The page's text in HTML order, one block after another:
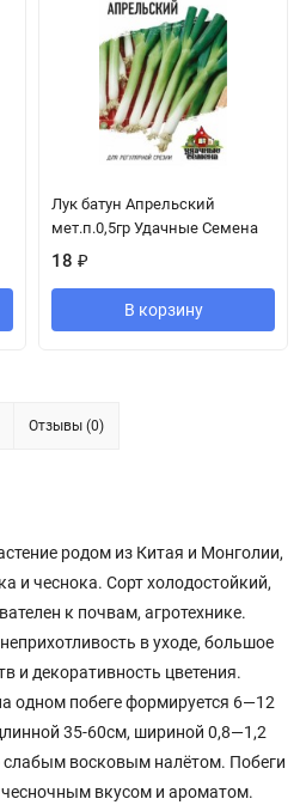
Лук батун Апрельский
мет.п.0,5гр Удачные Семена
18 ₽
В корзину
Отзывы (0)
родом из Китая и Монголии,
и чеснока. Сорт холодостойкий,
к почвам, агротехнике.
в уходе, большое
и декоративность цветения.
одном побеге формируется 6—12
35-60см, шириной 0,8—1,2
слабым восковым налётом. Побеги
вкусом и ароматом.